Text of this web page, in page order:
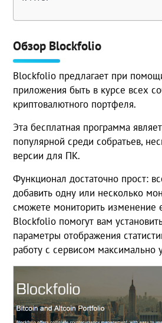
Обзор Blockfolio
Blockfolio предлагает при
приложения быть в курсе всех
криптовалютного портфеля.
Эта бесплатная программа
популярной среди собратьев,
версии для ПК.
Функционал достаточно прост:
добавить одну или несколько
сможете мониторить изменение
Blockfolio помогут вам
параметры отображения
работу с сервисом максимально